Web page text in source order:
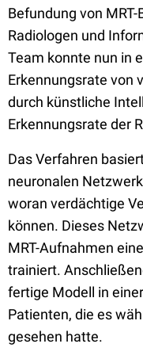
Befundung von
Radiologen und
Team konnte nun in
Erkennungsrate von
durch künstliche
Erkennungsrate der
Das Verfahren
neuronalen
woran verdächtige
können. Dieses
MRT-Aufnahmen
trainiert.
fertige Modell in
Patienten, die es
gesehen hatte.